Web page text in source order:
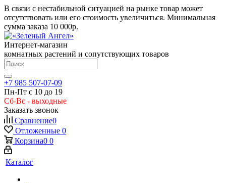
В связи с нестабильной ситуацией на рынке товар может
отсутствовать или его стоимость увеличиться. Минимальная
сумма заказа 10 000р.
Интернет-магазин
комнатных растений и сопутствующих товаров
+7 985 507-07-09
Пн-Пт с 10 до 19
Сб-Вс - выходные
Заказать звонок
Сравнение0
Отложенные 0
Корзина0 0
Каталог